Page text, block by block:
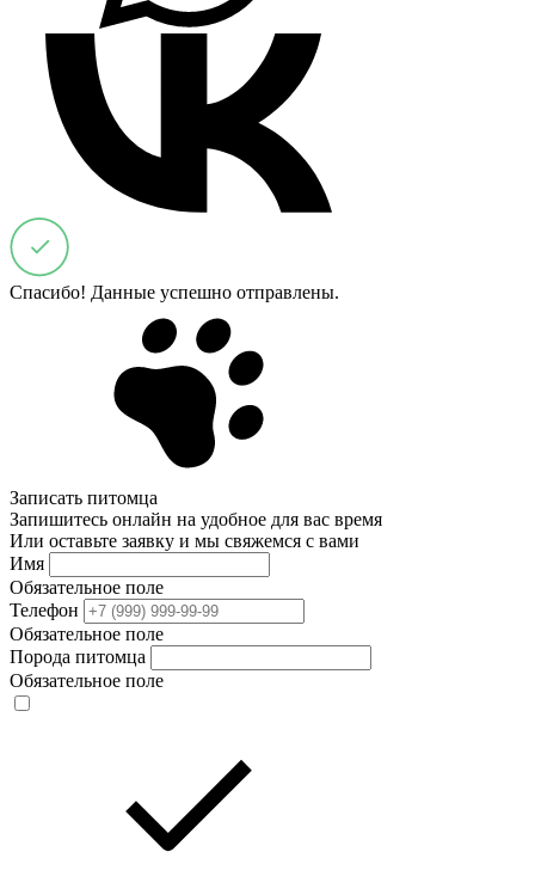
Спасибо! Данные успешно отправлены.
Записать питомца
Запишитесь онлайн на удобное для вас время
Или оставьте заявку и мы свяжемся с вами
Имя
Обязательное поле
Телефон
Обязательное поле
Порода питомца
Обязательное поле